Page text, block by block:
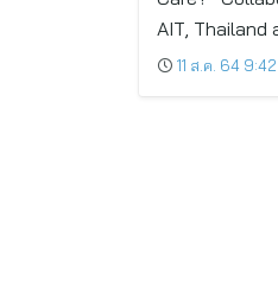
AIT, Thailand
11 ส.ค. 64 9:42